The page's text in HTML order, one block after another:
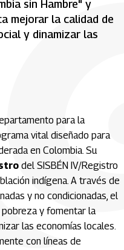
sin Hambre" y
mejorar la calidad de
y dinamizar las
para la
vital diseñado para
en Colombia. Su
del SISBÉN IV/Registro
indígena. A través de
y no condicionadas, el
y fomentar la
las economías locales.
con líneas de